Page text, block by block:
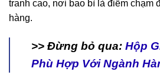
tranh cao, nơi bao bì là điểm chạm
hàng.
>> Đừng bỏ qua: Hộp
Phù Hợp Với Ngành